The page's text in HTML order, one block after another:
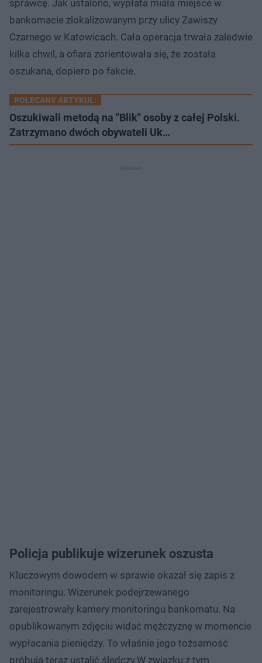
sprawcę. Jak ustalono, wypłata miała miejsce w
bankomacie zlokalizowanym przy ulicy Zawiszy
Czarnego w Katowicach. Cała operacja trwała zaledwie
kilka chwil, a ofiara zorientowała się, że została
oszukana, dopiero po fakcie.
POLECANY ARTYKUŁ:
Oszukiwali metodą na "Blik" osoby z całej Polski.
Zatrzymano dwóch obywateli Uk…
Policja publikuje wizerunek oszusta
Kluczowym dowodem w sprawie okazał się zapis z
monitoringu. Wizerunek podejrzewanego
zarejestrowały kamery monitoringu bankomatu. Na
opublikowanym zdjęciu widać mężczyznę w momencie
wypłacania pieniędzy. To właśnie jego tożsamość
próbują teraz ustalić śledczy.W związku z tym